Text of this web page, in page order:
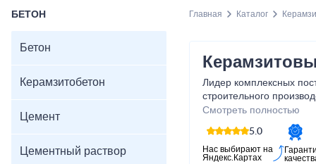
БЕТОН
Бетон
Керамзитобетон
Цемент
Цементный раствор
Главная Каталог
Лидер комплексных
строительного
Монолит реализует
строительных
Смотреть полностью
5.0
Нас выбирают на
Яндекс.Картах